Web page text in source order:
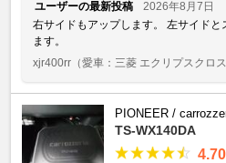
ユーザーの最新投稿
2026年8月7日
右サイドもアップします。 左サイド
ます。
xjr400rr （愛車：三菱 エクリプスクロ
PIONEER /
TS-WX140DA
4.70